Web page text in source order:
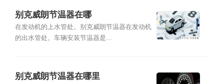
别克威朗节温器在哪
在发动机的上水管处。别克威朗节温器在发动机
的出水管处。车辆安装节温器是...
别克威朗节温器在哪里